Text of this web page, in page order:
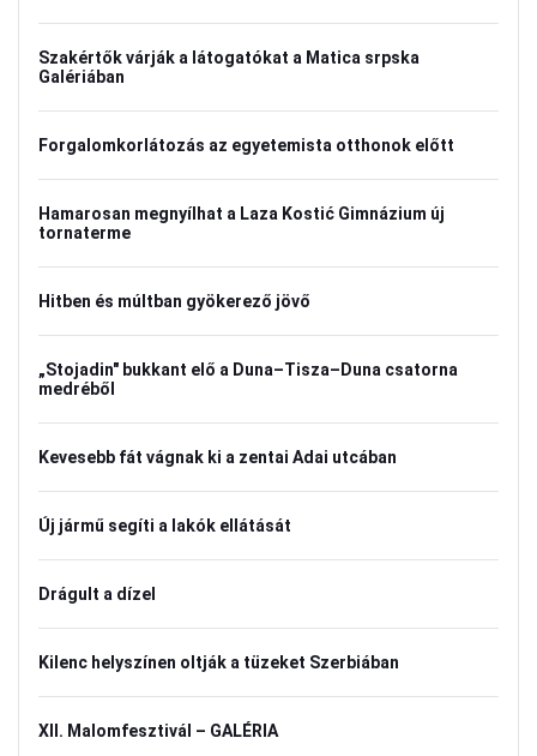
Szakértők várják a látogatókat a Matica srpska
Galériában
Forgalomkorlátozás az egyetemista otthonok előtt
Hamarosan megnyílhat a Laza Kostić Gimnázium új
tornaterme
Hitben és múltban gyökerező jövő
„Stojadin" bukkant elő a Duna–Tisza–Duna csatorna
medréből
Kevesebb fát vágnak ki a zentai Adai utcában
Új jármű segíti a lakók ellátását
Drágult a dízel
Kilenc helyszínen oltják a tüzeket Szerbiában
XII. Malomfesztivál – GALÉRIA